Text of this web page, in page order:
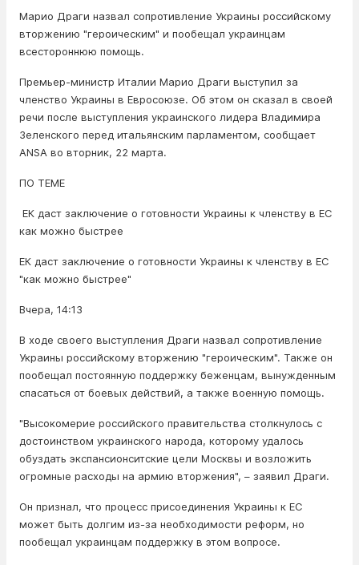
Марио Драги назвал сопротивление Украины российскому
вторжению "героическим" и пообещал украинцам
всестороннюю помощь.
Премьер-министр Италии Марио Драги выступил за
членство Украины в Евросоюзе. Об этом он сказал в своей
речи после выступления украинского лидера Владимира
Зеленского перед итальянским парламентом, сообщает
ANSA во вторник, 22 марта.
ПО ТЕМЕ
ЕК даст заключение о готовности Украины к членству в ЕС
как можно быстрее
ЕК даст заключение о готовности Украины к членству в ЕС
"как можно быстрее"
Вчера, 14:13
В ходе своего выступления Драги назвал сопротивление
Украины российскому вторжению "героическим". Также он
пообещал постоянную поддержку беженцам, вынужденным
спасаться от боевых действий, а также военную помощь.
"Высокомерие российского правительства столкнулось с
достоинством украинского народа, которому удалось
обуздать экспансионситские цели Москвы и возложить
огромные расходы на армию вторжения", – заявил Драги.
Он признал, что процесс присоединения Украины к ЕС
может быть долгим из-за необходимости реформ, но
пообещал украинцам поддержку в этом вопросе.